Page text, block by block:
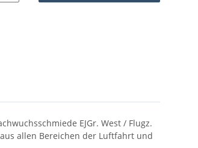
EJGr. West / Flugz.
allen Bereichen der Luftfahrt und